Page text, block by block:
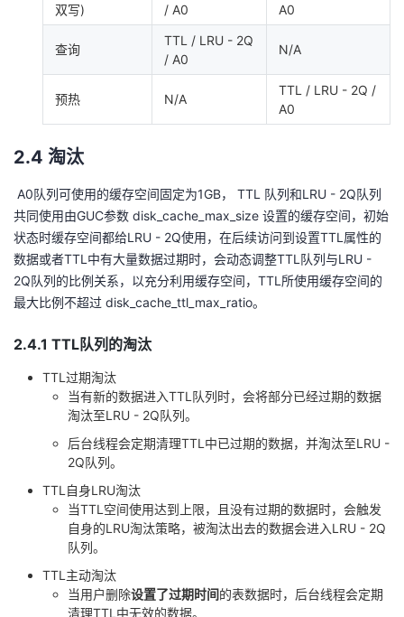
双写)
/ A0
A0
查询
TTL / LRU - 2Q
/ A0
N/A
预热 N/A
TTL / LRU - 2Q /
A0
2.4 淘汰
​ A0队列可使用的缓存空间固定为1GB， TTL 队列和LRU - 2Q队列
共同使用由GUC参数 disk_cache_max_size 设置的缓存空间，初始
状态时缓存空间都给LRU - 2Q使用，在后续访问到设置TTL属性的
数据或者TTL中有大量数据过期时，会动态调整TTL队列与LRU -
2Q队列的比例关系，以充分利用缓存空间，TTL所使用缓存空间的
最大比例不超过 disk_cache_ttl_max_ratio。
2.4.1 TTL队列的淘汰
TTL过期淘汰
当有新的数据进入TTL队列时，会将部分已经过期的数据
淘汰至LRU - 2Q队列。
后台线程会定期清理TTL中已过期的数据，并淘汰至LRU -
2Q队列。
TTL自身LRU淘汰
当TTL空间使用达到上限，且没有过期的数据时，会触发
自身的LRU淘汰策略，被淘汰出去的数据会进入LRU - 2Q
队列。
TTL主动淘汰
当用户删除设置了过期时间的表数据时，后台线程会定期
清理TTL中无效的数据。